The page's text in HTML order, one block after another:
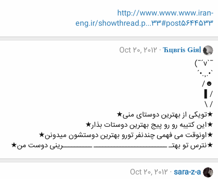
http://www.www.www.iran-
eng.ir/showthread.p...33#post5644533
Ћцвгіѕ Ǥіяl
Oct 20, 2012
¯`v´¯)
`•.¸.•´
☻/
/▌
/ \
★تویکی از بهترین دوستای منی★
★این کتیبه رو رو پیج بهترین دوستات بذار★
★اونوقت می فهمی چندنفر تورو بهترین دوستشون میدونن★
★نترس تو بهتـ ـــــــــــــــــــــــــ ــــــــــرینی دوست من★
sara-z-a
Oct 20, 2012